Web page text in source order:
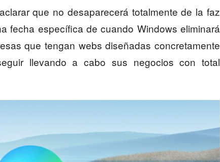
que no desaparecerá totalmente de la faz
fecha específica de cuando Windows eliminará
que tengan webs diseñadas concretamente
llevando a cabo sus negocios con total